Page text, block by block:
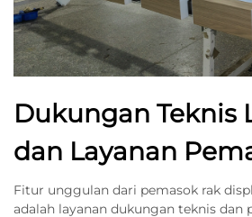
Dukungan Teknis
dan Layanan
Fitur unggulan dari pemasok rak
adalah layanan dukungan teknis dan